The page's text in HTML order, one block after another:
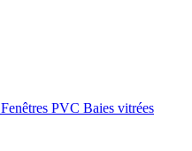
Fenêtres PVC Baies vitrées